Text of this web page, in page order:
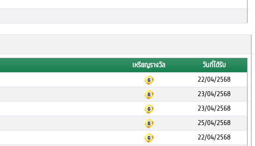
เหรียญรางวัล
วันที่ได้รับ
22/04/2568
23/04/2568
23/04/2568
25/04/2568
22/04/2568